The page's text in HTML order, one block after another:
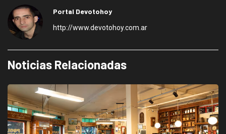
Portal Devotohoy
http://www.devotohoy.com.ar
Noticias Relacionadas